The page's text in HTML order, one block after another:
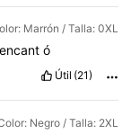
Marrón / Talla: 0XL
encantó
Útil (21)
Negro / Talla: 2XL